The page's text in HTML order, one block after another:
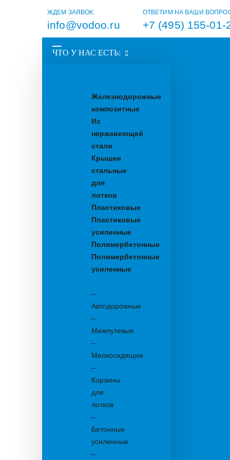
ЖДЕМ ЗАЯВОК:
info@vodoo.ru
ОТВЕТИМ НА ВАШИ
+7 (495) 155-01-
ЧТО У НАС ЕСТЬ:
Железнодорожные
композитные
Из
нержавеющей
стали
Крышки
стальные
для
лотков
Пластиковые
Пластиковые
усиленные
Полимербетонные
Полимербетонные
усиленные
–
Автодорожные
–
Межпутевые
–
Мелкосидящие
–
Корзины
для
лотков
–
Бетонные
усиленные
–